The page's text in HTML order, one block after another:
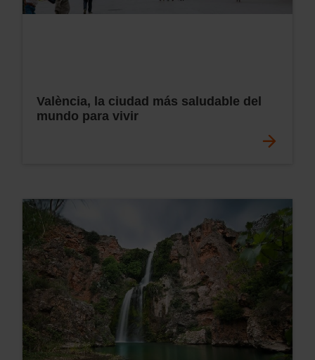
València, la ciudad más saludable del
mundo para vivir